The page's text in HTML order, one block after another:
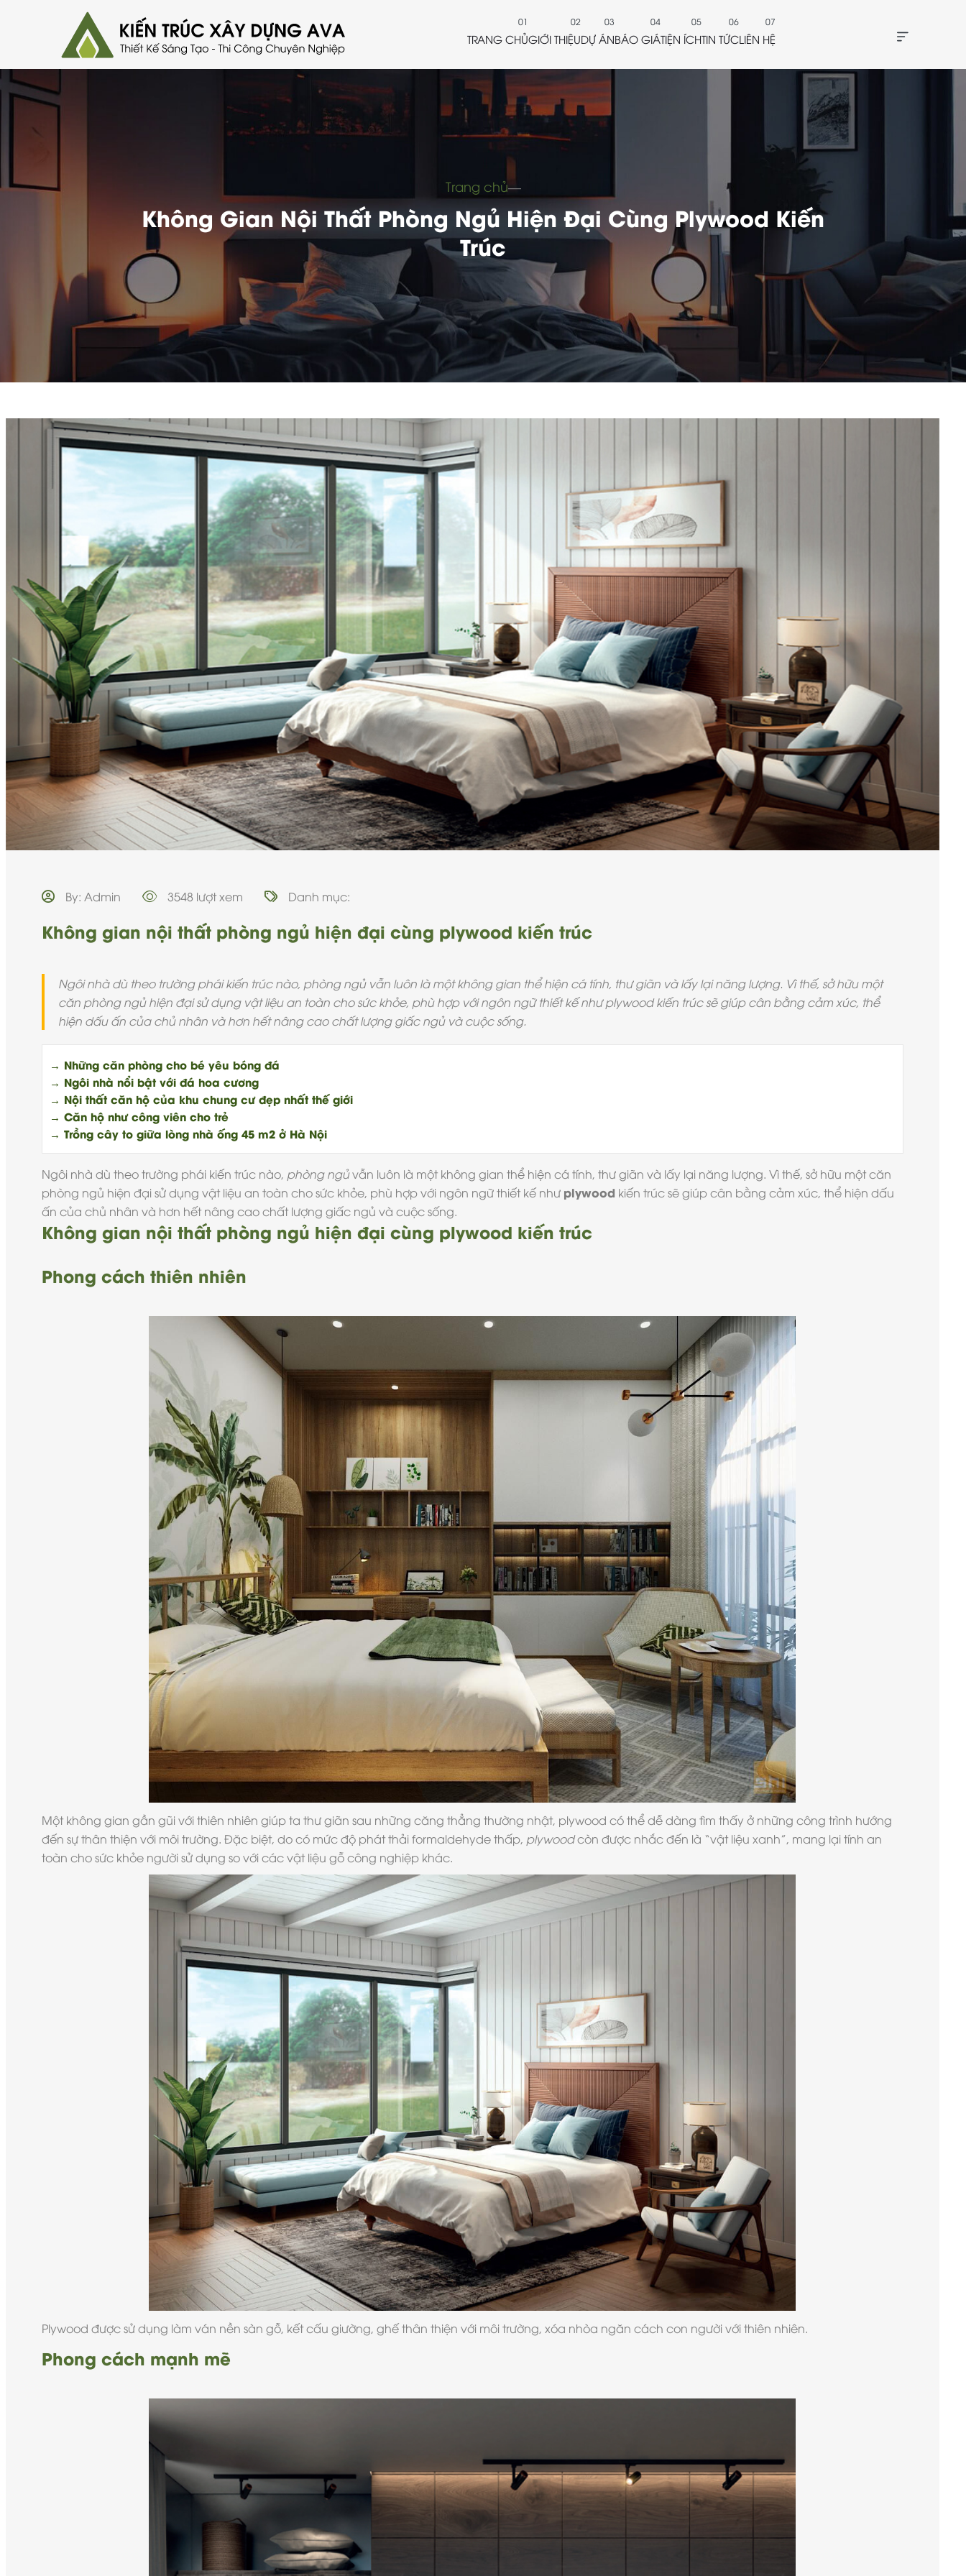
TRANG CHỦGIỚI THIỆUDỰ ÁNBÁO GIÁTIỆN ÍCHTIN TỨCLIÊN HỆ
Trang chủ―
Không Gian Nội Thất Phòng Ngủ Hiện Đại Cùng Plywood Kiến
Trúc
By: Admin 3548 lượt xem Danh mục:
Không gian nội thất phòng ngủ hiện đại cùng plywood kiến trúc
Ngôi nhà dù theo trường phái kiến trúc nào, phòng ngủ vẫn luôn là một không gian thể hiện cá tính, thư giãn và lấy lại năng lượng. Vì thế, sở hữu một
căn phòng ngủ hiện đại sử dụng vật liệu an toàn cho sức khỏe, phù hợp với ngôn ngữ thiết kế như plywood kiến trúc sẽ giúp cân bằng cảm xúc, thể
hiện dấu ấn của chủ nhân và hơn hết nâng cao chất lượng giấc ngủ và cuộc sống.
→ Những căn phòng cho bé yêu bóng đá
→ Ngôi nhà nổi bật với đá hoa cương
→ Nội thất căn hộ của khu chung cư đẹp nhất thế giới
→ Căn hộ như công viên cho trẻ
→ Trồng cây to giữa lòng nhà ống 45 m2 ở Hà Nội
Ngôi nhà dù theo trường phái kiến trúc nào, phòng ngủvẫn luôn là một không gian thể hiện cá tính, thư giãn và lấy lại năng lượng. Vì thế, sở hữu một căn
phòng ngủ hiện đại sử dụng vật liệu an toàn cho sức khỏe, phù hợp với ngôn ngữ thiết kế như plywoodkiến trúc sẽ giúp cân bằng cảm xúc, thể hiện dấu
ấn của chủ nhân và hơn hết nâng cao chất lượng giấc ngủ và cuộc sống.
Không gian nội thất phòng ngủ hiện đại cùng plywood kiến trúc
Phong cách thiên nhiên
Một không gian gần gũi với thiên nhiên giúp ta thư giãn sau những căng thẳng thường nhật, plywood có thể dễ dàng tìm thấy ở những công trình hướng
đến sự thân thiện với môi trường. Đặc biệt, do có mức độ phát thải formaldehyde thấp, plywoodcòn được nhắc đến là “vật liệu xanh”, mang lại tính an
toàn cho sức khỏe người sử dụng so với các vật liệu gỗ công nghiệp khác.
Plywood được sử dụng làm ván nền sàn gỗ, kết cấu giường, ghế thân thiện với môi trường, xóa nhòa ngăn cách con người với thiên nhiên.
Phong cách mạnh mẽ